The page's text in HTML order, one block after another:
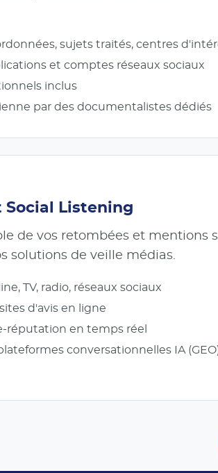
sujets traités, centres
et comptes réseaux sociaux
inclus
par des documentalistes dédiés
Social Listening
de vos retombées et mentions
solutions de veille médias.
TV, radio, réseaux sociaux
d'avis en ligne
réputation en temps réel
conversationnelles IA